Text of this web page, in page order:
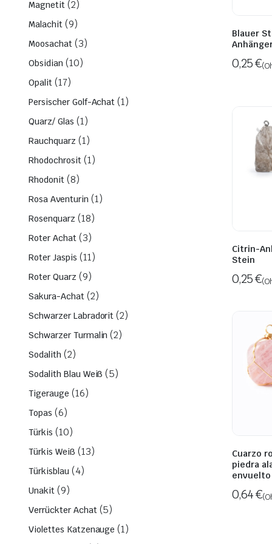
Blauer
0,25€
Citrin-
Stein
0,25€
Cuarzo
piedra
envuelto
0,64€
Magnetit (2)
Malachit (9)
Moosachat (3)
Obsidian (10)
Opalit (17)
Persischer Golf-Achat (1)
Quarz/ Glas (1)
Rauchquarz (1)
Rhodochrosit (1)
Rhodonit (8)
Rosa Aventurin (1)
Rosenquarz (18)
Roter Achat (3)
Roter Jaspis (11)
Roter Quarz (9)
Sakura-Achat (2)
Schwarzer Labradorit (2)
Schwarzer Turmalin (2)
Sodalith (2)
Sodalith Blau Weiß (5)
Tigerauge (16)
Topas (6)
Türkis (10)
Türkis Weiß (13)
Türkisblau (4)
Unakit (9)
Verrückter Achat (5)
Violettes Katzenauge (1)